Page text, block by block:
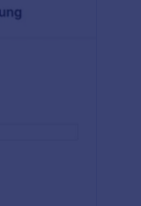
zusätzliche
mit
100